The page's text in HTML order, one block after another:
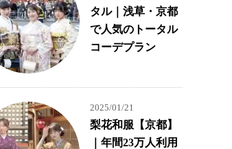
タル｜浅草・京都
で人気のトータル
コーデプラン
2025/01/21
梨花和服【京都】
｜年間23万人利用